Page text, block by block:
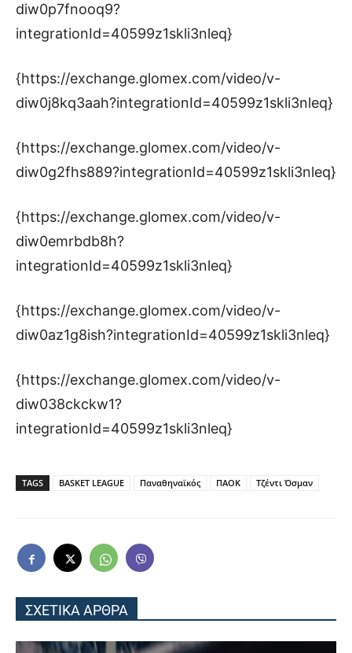
diw0p7fnooq9?
integrationId=40599z1skli3nleq}
{https://exchange.glomex.com/video/v-
diw0j8kq3aah?integrationId=40599z1skli3nleq}
{https://exchange.glomex.com/video/v-
diw0g2fhs889?integrationId=40599z1skli3nleq}
{https://exchange.glomex.com/video/v-
diw0emrbdb8h?
integrationId=40599z1skli3nleq}
{https://exchange.glomex.com/video/v-
diw0az1g8ish?integrationId=40599z1skli3nleq}
{https://exchange.glomex.com/video/v-
diw038ckckw1?
integrationId=40599z1skli3nleq}
TAGS BASKET LEAGUE Παναθηναϊκός ΠΑΟΚ Τζέντι Όσμαν
ΣΧΕΤΙΚΑ ΑΡΘΡΑ